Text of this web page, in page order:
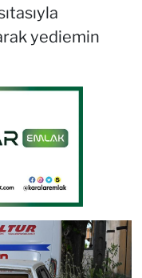
yediemin